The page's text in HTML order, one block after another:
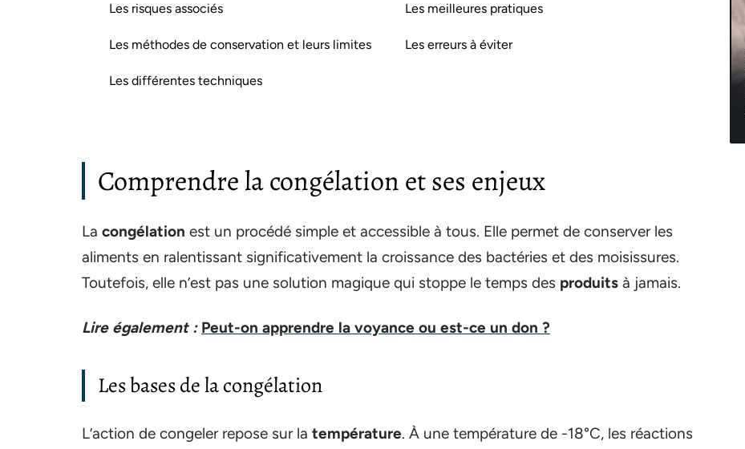
Les risques associés
Les méthodes de conservation et leurs limites
Les différentes techniques
Les meilleures pratiques
Les erreurs à éviter
Comprendre la congélation et ses enjeux
La congélation est un procédé simple et accessible à tous. Elle permet de conserver les
aliments en ralentissant significativement la croissance des bactéries et des moisissures.
Toutefois, elle n’est pas une solution magique qui stoppe le temps des produits à jamais.
Lire également : Peut-on apprendre la voyance ou est-ce un don ?
Les bases de la congélation
L’action de congeler repose sur la température. À une température de -18°C, les réactions